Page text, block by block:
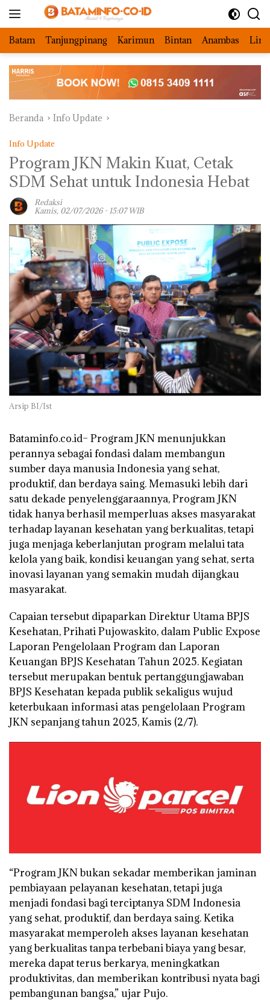
Batam Tanjungpinang Karimun Bintan Anambas
Beranda Info Update
Info Update
Program JKN Makin Kuat, Cetak
SDM Sehat untuk Indonesia Hebat
Redaksi
Kamis, 02/07/2026 - 15:07 WIB
Arsip BI/Ist
Bataminfo.co.id– Program JKN menunjukkan
perannya sebagai fondasi dalam membangun
sumber daya manusia Indonesia yang sehat,
produktif, dan berdaya saing. Memasuki lebih dari
satu dekade penyelenggaraannya, Program JKN
tidak hanya berhasil memperluas akses masyarakat
terhadap layanan kesehatan yang berkualitas, tetapi
juga menjaga keberlanjutan program melalui tata
kelola yang baik, kondisi keuangan yang sehat, serta
inovasi layanan yang semakin mudah dijangkau
masyarakat.
Capaian tersebut dipaparkan Direktur Utama BPJS
Kesehatan, Prihati Pujowaskito, dalam Public Expose
Laporan Pengelolaan Program dan Laporan
Keuangan BPJS Kesehatan Tahun 2025. Kegiatan
tersebut merupakan bentuk pertanggungjawaban
BPJS Kesehatan kepada publik sekaligus wujud
keterbukaan informasi atas pengelolaan Program
JKN sepanjang tahun 2025, Kamis (2/7).
“Program JKN bukan sekadar memberikan jaminan
pembiayaan pelayanan kesehatan, tetapi juga
menjadi fondasi bagi terciptanya SDM Indonesia
yang sehat, produktif, dan berdaya saing. Ketika
masyarakat memperoleh akses layanan kesehatan
yang berkualitas tanpa terbebani biaya yang besar,
mereka dapat terus berkarya, meningkatkan
produktivitas, dan memberikan kontribusi nyata bagi
pembangunan bangsa,” ujar Pujo.